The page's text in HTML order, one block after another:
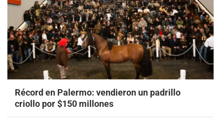
Récord en Palermo: vendieron un padrillo
criollo por $150 millones